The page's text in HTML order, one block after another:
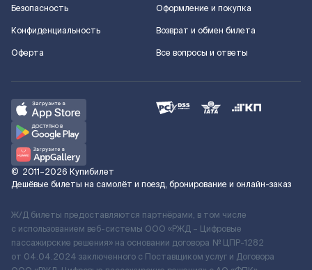
Безопасность
Конфиденциальность
Оферта
Оформление и покупка
Возврат и обмен билета
Все вопросы и ответы
© 2011–2026 Купибилет
Дешёвые билеты на самолёт и поезд, бронирование и онлайн-заказ
Ж/Д билеты предоставляются партнёрами, в том числе
с использованием веб-системы ООО «РЖД – Цифровые
пассажирские решения» на основании договора № ЦПР-1282
от 04.04.2024 заключенного с Поставщиком услуг и Договора